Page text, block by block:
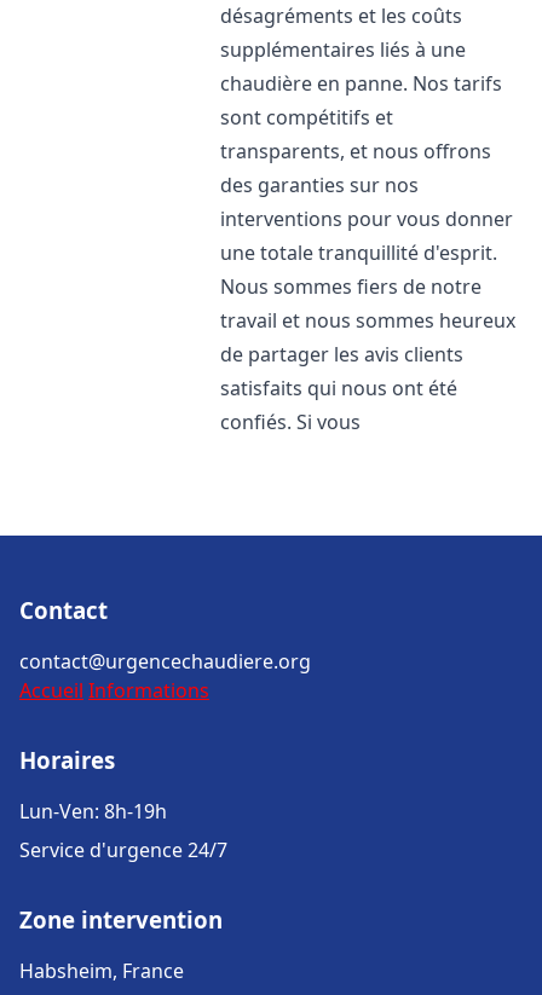
désagréments et les coûts
supplémentaires liés à une
chaudière en panne. Nos tarifs
sont compétitifs et
transparents, et nous offrons
des garanties sur nos
interventions pour vous donner
une totale tranquillité d'esprit.
Nous sommes fiers de notre
travail et nous sommes heureux
de partager les avis clients
satisfaits qui nous ont été
confiés. Si vous
Contact
contact@urgencechaudiere.org
Accueil Informations
Horaires
Lun-Ven: 8h-19h
Service d'urgence 24/7
Zone intervention
Habsheim, France